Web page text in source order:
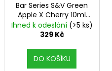
Bar Series S&V Green
Apple X Cherry 10ml
Zelené jablko a třešeň
Ihned k odeslání (>5 ks)
329 Kč
DO KOŠÍKU